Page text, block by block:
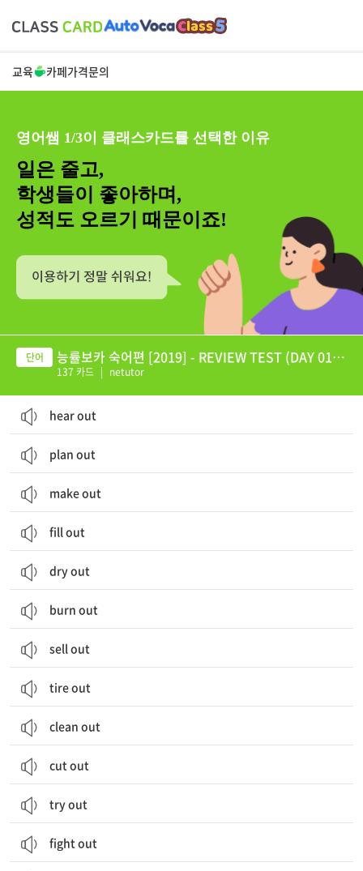
교육 카페가격문의
영어쌤 1/3이 클래스카드를 선택한 이유
일은 줄고,
학생들이 좋아하며,
성적도 오르기 때문이죠!
능률보카 숙어편 [2019] - REVIEW TEST (DAY 01-1
0)
137 카드 | netutor
hear out
plan out
make out
fill out
dry out
burn out
sell out
tire out
clean out
cut out
try out
fight out